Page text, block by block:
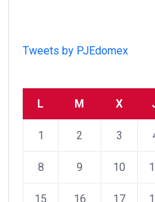
Tweets by PJEdomex
L M X
1 2 3
8 9 10
15 16 17